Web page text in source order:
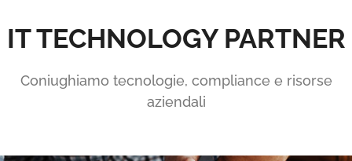
IT TECHNOLOGY PARTNER
Coniughiamo tecnologie, compliance e risorse
aziendali